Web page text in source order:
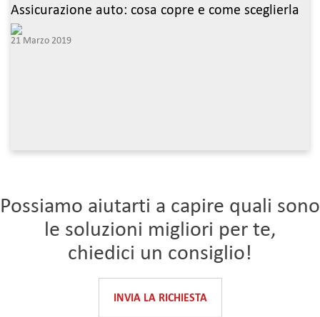
Assicurazione auto: cosa copre e come sceglierla
21 Marzo 2019
Possiamo aiutarti a capire quali sono
le soluzioni migliori per te,
chiedici un consiglio!
INVIA LA RICHIESTA